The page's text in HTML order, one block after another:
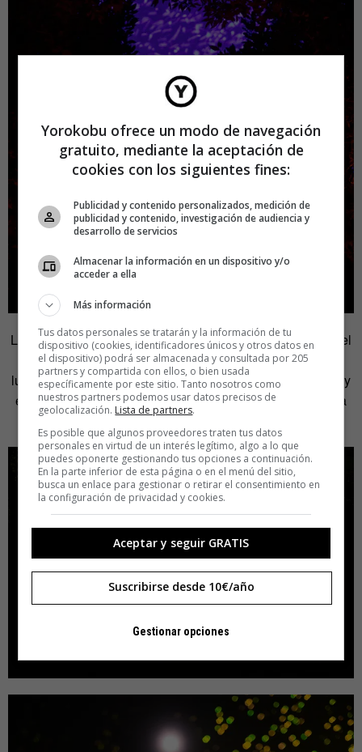
Los colores que utilizan son, principalmente, el amarillo y el
blanco, ya que estas luces están inspiradas en las
luciérnagas. Pero en función del encargo que se les haga y
el lugar donde se vayan a lanzar, pueden ampliar la gama
de colores.
Yorokobu ofrece un modo de navegación
gratuito, mediante la aceptación de
cookies con los siguientes fines:
Publicidad y contenido personalizados, medición de
publicidad y contenido, investigación de audiencia y
desarrollo de servicios
Almacenar la información en un dispositivo y/o
acceder a ella
Más información
Tus datos personales se tratarán y la información de tu
dispositivo (cookies, identificadores únicos y otros datos en
el dispositivo) podrá ser almacenada y consultada por 205
partners y compartida con ellos, o bien usada
específicamente por este sitio. Tanto nosotros como
nuestros partners podemos usar datos precisos de
geolocalización. Lista de partners.
Es posible que algunos proveedores traten tus datos
personales en virtud de un interés legítimo, algo a lo que
puedes oponerte gestionando tus opciones a continuación.
En la parte inferior de esta página o en el menú del sitio,
busca un enlace para gestionar o retirar el consentimiento en
la configuración de privacidad y cookies.
Aceptar y seguir GRATIS
Suscribirse desde 10€/año
Gestionar opciones